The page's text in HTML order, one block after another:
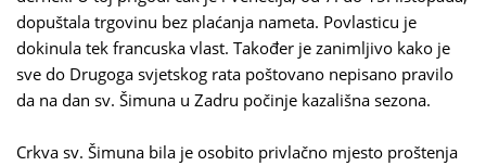
dopuštala trgovinu bez plaćanja nameta. Povlasticu je
dokinula tek francuska vlast. Također je zanimljivo kako je
sve do Drugoga svjetskog rata poštovano nepisano pravilo
da na dan sv. Šimuna u Zadru počinje kazališna sezona.
Crkva sv. Šimuna bila je osobito privlačno mjesto proštenja